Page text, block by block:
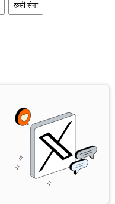
रूसी सेना